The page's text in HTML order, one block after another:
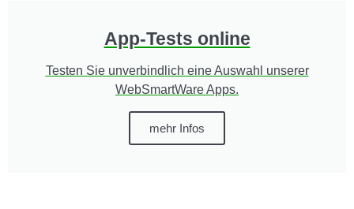
App-Tests online
Testen Sie unverbindlich eine Auswahl unserer
WebSmartWare Apps.
mehr Infos